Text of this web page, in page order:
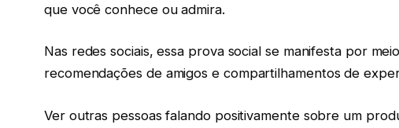
que você conhece ou admira.
Nas redes sociais, essa prova social se manifesta por
recomendações de amigos e compartilhamentos de
Ver outras pessoas falando positivamente sobre um